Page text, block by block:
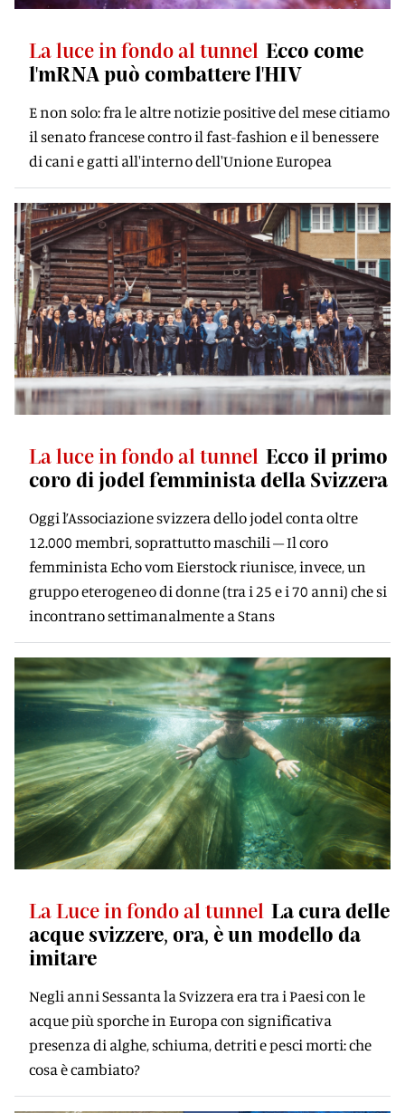
La luce in fondo al tunnel Ecco come
l'mRNA può combattere l'HIV
E non solo: fra le altre notizie positive del mese citiamo
il senato francese contro il fast-fashion e il benessere
di cani e gatti all'interno dell'Unione Europea
La luce in fondo al tunnel Ecco il primo
coro di jodel femminista della Svizzera
Oggi l’Associazione svizzera dello jodel conta oltre
12.000 membri, soprattutto maschili – Il coro
femminista Echo vom Eierstock riunisce, invece, un
gruppo eterogeneo di donne (tra i 25 e i 70 anni) che si
incontrano settimanalmente a Stans
La Luce in fondo al tunnel La cura delle
acque svizzere, ora, è un modello da
imitare
Negli anni Sessanta la Svizzera era tra i Paesi con le
acque più sporche in Europa con significativa
presenza di alghe, schiuma, detriti e pesci morti: che
cosa è cambiato?